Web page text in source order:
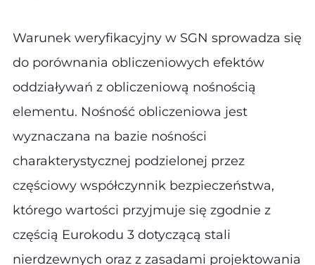
Warunek weryfikacyjny w SGN sprowadza się
do porównania obliczeniowych efektów
oddziaływań z obliczeniową nośnością
elementu. Nośność obliczeniowa jest
wyznaczana na bazie nośności
charakterystycznej podzielonej przez
częściowy współczynnik bezpieczeństwa,
którego wartości przyjmuje się zgodnie z
częścią Eurokodu 3 dotyczącą stali
nierdzewnych oraz z zasadami projektowania